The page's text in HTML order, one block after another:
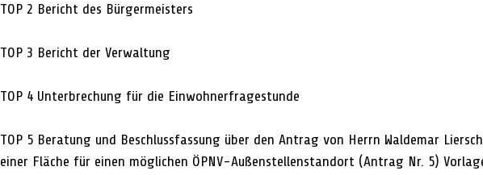
TOP 2 Bericht des Bürgermeisters
TOP 3 Bericht der Verwaltung
TOP 4 Unterbrechung für die Einwohnerfragestunde
TOP 5 Beratung und Beschlussfassung über den Antrag von Herrn Waldemar
einer Fläche für einen möglichen ÖPNV-Außenstellenstandort (Antrag Nr. 5)